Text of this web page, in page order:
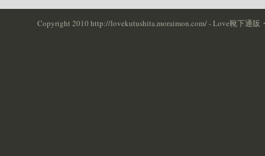
Copyright 2010 http://lovekutushita.moraimon.com/ - Love靴下通販